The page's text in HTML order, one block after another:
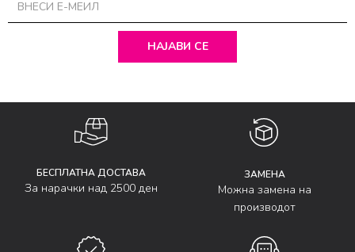
НАЈАВИ СЕ
БЕСПЛАТНА ДОСТАВА
За нарачки над 2500 ден
ЗАМЕНА
Можна замена на
производот